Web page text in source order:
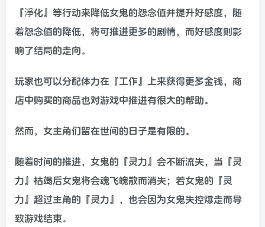
『淨化』等行动来降低女鬼的怨念值并提升好感度，随
着怨念值的降低，将可推进更多的剧情，而好感度则影
响了结局的走向。
玩家也可以分配体力在『工作』上来获得更多金钱，商
店中购买的商品也对游戏中推进有很大的帮助。
然而，女主角们留在世间的日子是有限的。
随着时间的推进，女鬼的『灵力』会不断流失，当『灵
力』枯竭后女鬼将会魂飞魄散而消失；若女鬼的『灵
力』超过主角的『灵力』，也会因为女鬼失控爆走而导
致游戏结束。